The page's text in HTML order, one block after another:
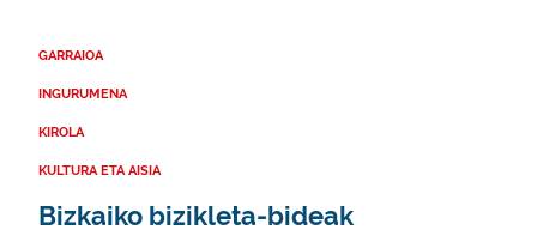
GARRAIOA
INGURUMENA
KIROLA
KULTURA ETA AISIA
Bizkaiko bizikleta-bideak